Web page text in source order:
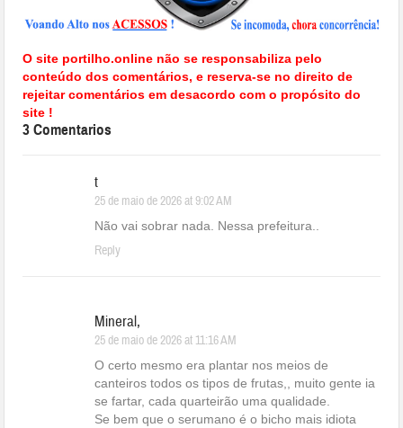
O site portilho.online não se responsabiliza pelo
conteúdo dos comentários, e reserva-se no direito de
rejeitar comentários em desacordo com o propósito do
site !
3 Comentarios
t
25 de maio de 2026 at 9:02 AM
Não vai sobrar nada. Nessa prefeitura..
Reply
Mineral,
25 de maio de 2026 at 11:16 AM
O certo mesmo era plantar nos meios de
canteiros todos os tipos de frutas,, muito gente ia
se fartar, cada quarteirão uma qualidade.
Se bem que o serumano é o bicho mais idiota